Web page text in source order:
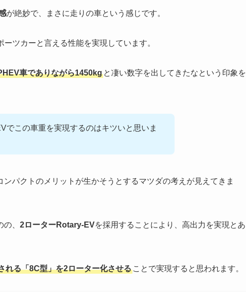
が絶妙で、まさに走りの車という感じです。
ーツカーと言える性能を実現しています。
車でありながら1450kg と凄い数字を出してきたなという印象を
でこの車重を実現するのはキツいと思いま
パクトのメリットが生かそうとするマツダの考えが見えてきま
、 2ローターRotary-EVを採用することにより、高出力を実現とあ
れる「8C型」を2ローター化させる ことで実現すると思われます。